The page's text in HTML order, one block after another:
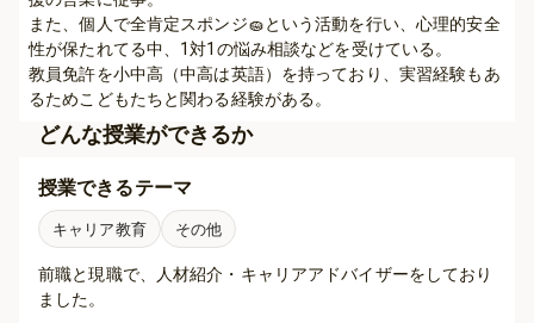
また、個人で全肯定スポンジ🧽という活動を行い、心理的安全
性が保たれてる中、1対1の悩み相談などを受けている。
教員免許を小中高（中高は英語）を持っており、実習経験もあ
るためこどもたちと関わる経験がある。
どんな授業ができるか
授業できるテーマ
キャリア教育 その他
前職と現職で、人材紹介・キャリアアドバイザーをしており
ました。